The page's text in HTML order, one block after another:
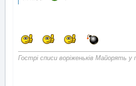
Гострі списи воріженьків Майорять